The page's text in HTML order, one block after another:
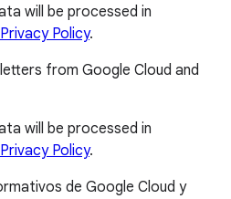
will be processed in
Privacy Policy.
from Google Cloud and
will be processed in
Privacy Policy.
de Google Cloud y